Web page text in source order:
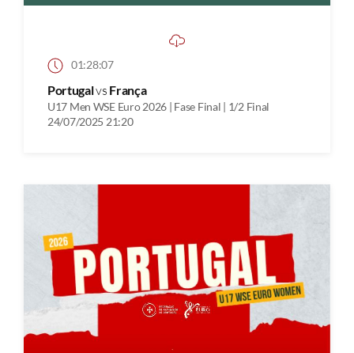
01:28:07
Portugalvs França
U17 Men WSE Euro 2026 | Fase Final | 1/2 Final
24/07/2025 21:20